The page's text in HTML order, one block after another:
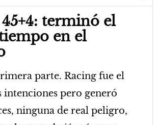
terminó el
en el
parte. Racing fue el
intenciones pero generó
ninguna de real peligro,